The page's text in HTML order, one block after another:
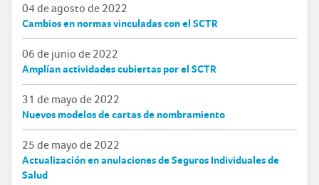
04 de agosto de 2022
Cambios en normas vinculadas con el SCTR
06 de junio de 2022
Amplían actividades cubiertas por el SCTR
31 de mayo de 2022
Nuevos modelos de cartas de nombramiento
25 de mayo de 2022
Actualización en anulaciones de Seguros Individuales de
Salud